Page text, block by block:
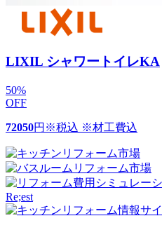
LIXIL シャワートイレKA
50%
OFF
72050円 ※税込 ※材工費込